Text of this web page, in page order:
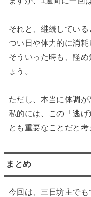
それと、継続してい
つい日や体力的に消耗
そういった時も、軽め
ょう。
ただし、本当に体調が
私的には、この「逃
とも重要なことだと考
まとめ
今回は、三日坊主で